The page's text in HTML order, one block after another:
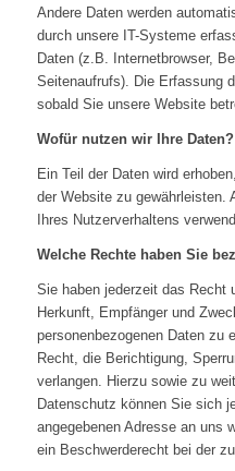
Andere Daten werden
durch unsere IT-Systeme
Daten (z.B. Internetbrowser,
Seitenaufrufs). Die Erfassung
sobald Sie unsere Website
Wofür nutzen wir Ihre Daten?
Ein Teil der Daten wird
der Website zu gewährleisten.
Ihres Nutzerverhaltens
Welche Rechte haben Sie
Sie haben jederzeit das Recht
Herkunft, Empfänger und
personenbezogenen Daten zu
Recht, die Berichtigung,
verlangen. Hierzu sowie zu
Datenschutz können Sie sich
angegebenen Adresse an uns
ein Beschwerderecht bei der